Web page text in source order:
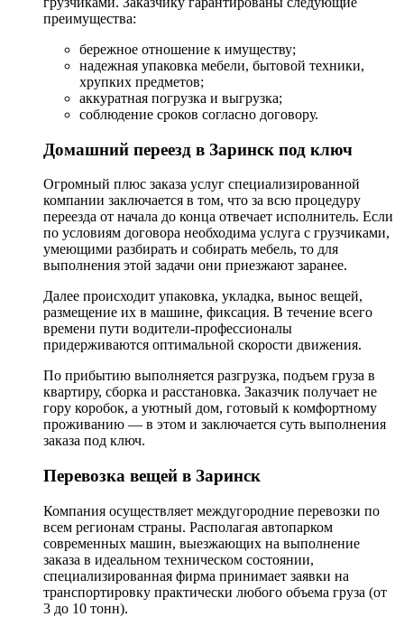
преимущества:
бережное отношение к имуществу;
надежная упаковка мебели, бытовой техники,
хрупких предметов;
аккуратная погрузка и выгрузка;
соблюдение сроков согласно договору.
Домашний переезд в Заринск под ключ
Огромный плюс заказа услуг специализированной
компании заключается в том, что за всю процедуру
переезда от начала до конца отвечает исполнитель. Если
по условиям договора необходима услуга с грузчиками,
умеющими разбирать и собирать мебель, то для
выполнения этой задачи они приезжают заранее.
Далее происходит упаковка, укладка, вынос вещей,
размещение их в машине, фиксация. В течение всего
времени пути водители-профессионалы
придерживаются оптимальной скорости движения.
По прибытию выполняется разгрузка, подъем груза в
квартиру, сборка и расстановка. Заказчик получает не
гору коробок, а уютный дом, готовый к комфортному
проживанию — в этом и заключается суть выполнения
заказа под ключ.
Перевозка вещей в Заринск
Компания осуществляет междугородние перевозки по
всем регионам страны. Располагая автопарком
современных машин, выезжающих на выполнение
заказа в идеальном техническом состоянии,
специализированная фирма принимает заявки на
транспортировку практически любого объема груза (от
3 до 10 тонн).